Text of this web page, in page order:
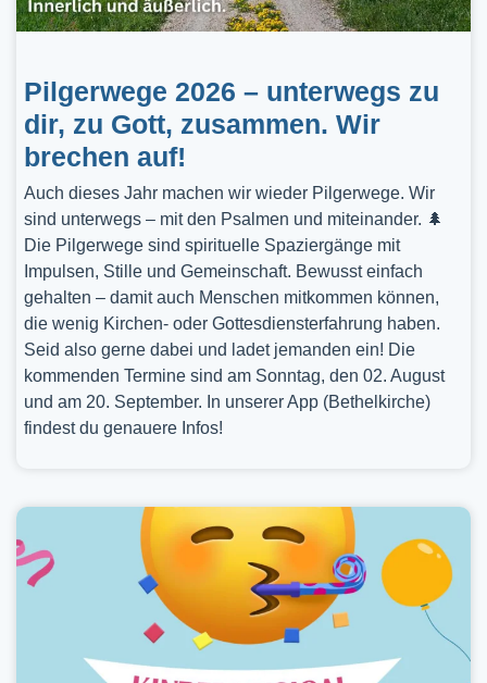
Pilgerwege 2026 – unterwegs zu
dir, zu Gott, zusammen. Wir
brechen auf!
Auch dieses Jahr machen wir wieder Pilgerwege. Wir
sind unterwegs – mit den Psalmen und miteinander. 🌲
Die Pilgerwege sind spirituelle Spaziergänge mit
Impulsen, Stille und Gemeinschaft. Bewusst einfach
gehalten – damit auch Menschen mitkommen können,
die wenig Kirchen- oder Gottesdiensterfahrung haben.
Seid also gerne dabei und ladet jemanden ein! Die
kommenden Termine sind am Sonntag, den 02. August
und am 20. September. In unserer App (Bethelkirche)
findest du genauere Infos!